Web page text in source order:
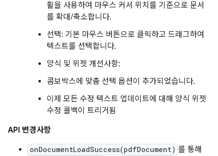
휠을 사용하여 마우스 커서 위치를 기준으로 문서
를 확대/축소합니다.
선택: 기본 마우스 버튼으로 클릭하고 드래그하여
텍스트를 선택합니다.
양식 및 위젯 개선사항:
콤보박스에 맞춤 선택 옵션이 추가되었습니다.
이제 모든 수정 텍스트 업데이트에 대해 양식 위젯
수정 콜백이 트리거됨
API 변경사항
onDocumentLoadSuccess(pdfDocument) 를 통해